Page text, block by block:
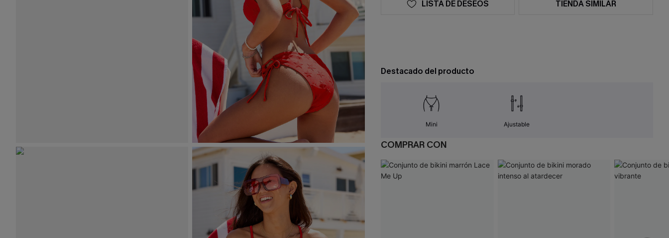
LISTA DE DESEOS TIENDA SIMILAR
Destacado del producto
Mini Ajustable
COMPRAR CON